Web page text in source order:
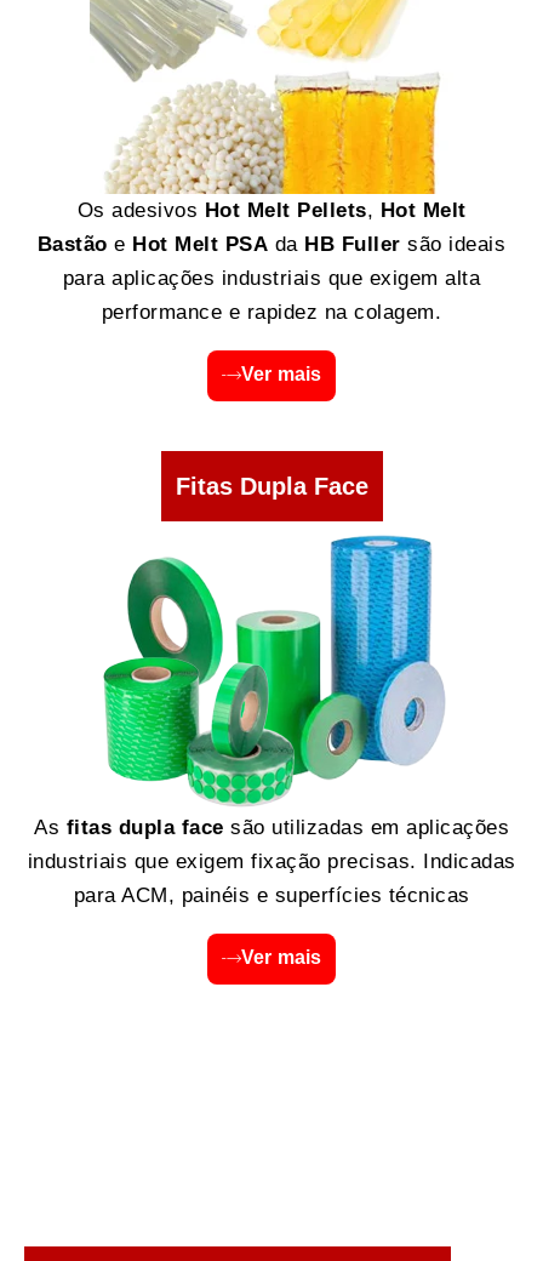
Os adesivos Hot Melt Pellets, Hot Melt
Bastão e Hot Melt PSA da HB Fuller são ideais
para aplicações industriais que exigem alta
performance e rapidez na colagem.
Ver mais
Fitas Dupla Face
As fitas dupla face são utilizadas em aplicações
industriais que exigem fixação precisas. Indicadas
para ACM, painéis e superfícies técnicas
Ver mais